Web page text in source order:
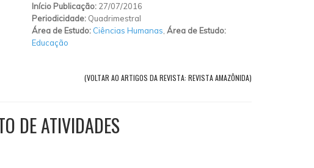
Início Publicação: 27/07/2016
Periodicidade: Quadrimestral
Área de Estudo: Ciências Humanas Área de Estudo:
Educação
(VOLTAR AO ARTIGOS DA REVISTA: REVISTA AMAZÔNIDA)
DE ATIVIDADES